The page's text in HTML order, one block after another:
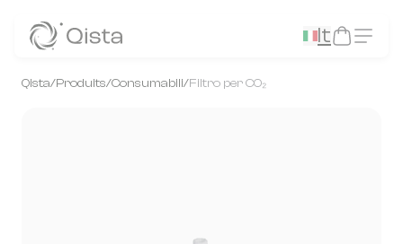
It
Qista/Produits/Consumabili/Filtro per CO₂